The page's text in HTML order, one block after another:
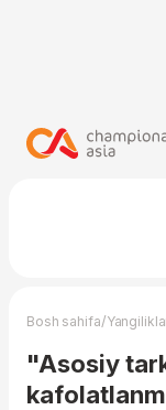
Bosh sahifa/
"Asosiy